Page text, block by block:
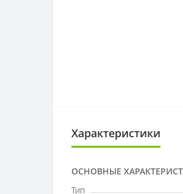
Характеристики
ОСНОВНЫЕ
Тип